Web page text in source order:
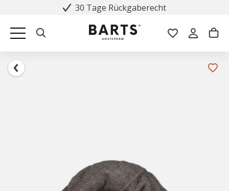
30 Tage Rückgaberecht